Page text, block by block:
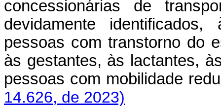
concessionárias de
devidamente
pessoas com transtorno do
às gestantes, às lactantes,
pessoas com mobilidade
14.626, de 2023)